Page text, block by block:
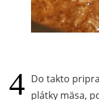
Do takto
plátky mäsa,